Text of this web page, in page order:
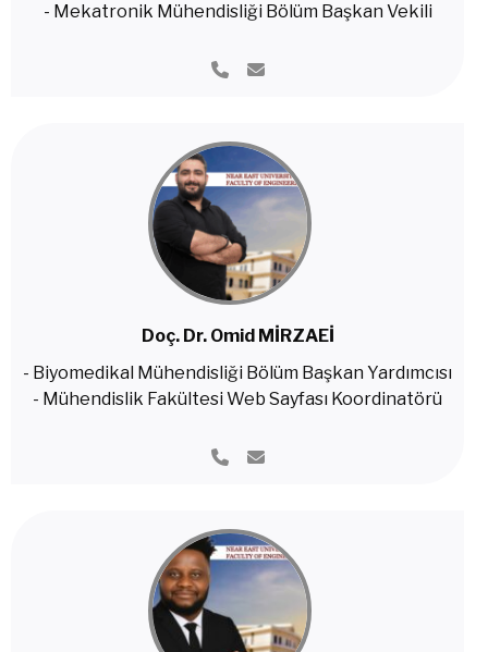
- Mekatronik Mühendisliği Bölüm Başkan Vekili
Doç. Dr. Omid MİRZAEİ
- Biyomedikal Mühendisliği Bölüm Başkan Yardımcısı
- Mühendislik Fakültesi Web Sayfası Koordinatörü